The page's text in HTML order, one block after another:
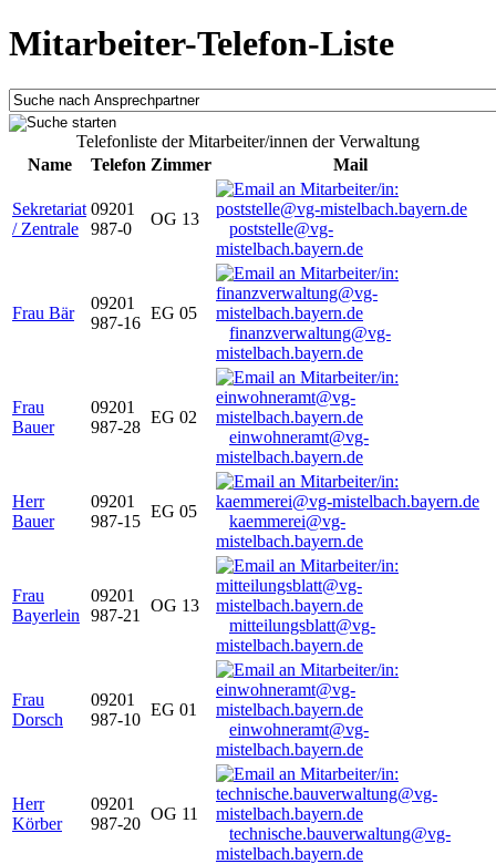
Mitarbeiter-Telefon-Liste
Telefonliste der Mitarbeiter/innen der Verwaltung
Name
Telefon Zimmer Mail
Sekretariat
/ Zentrale
09201
987-0
OG 13
poststelle@vg-
mistelbach.bayern.de
Frau Bär
09201
987-16
EG 05
finanzverwaltung@vg-
mistelbach.bayern.de
Frau
Bauer
09201
987-28
EG 02
einwohneramt@vg-
mistelbach.bayern.de
Herr
Bauer
09201
987-15
EG 05
kaemmerei@vg-
mistelbach.bayern.de
Frau
Bayerlein
09201
987-21
OG 13
mitteilungsblatt@vg-
mistelbach.bayern.de
Frau
Dorsch
09201
987-10
EG 01
einwohneramt@vg-
mistelbach.bayern.de
Herr
Körber
09201
987-20
OG 11
technische.bauverwaltung@vg-
mistelbach.bayern.de